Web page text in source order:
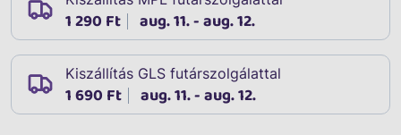
1 290 Ft aug. 11. - aug. 12.
Kiszállítás GLS futárszolgálattal
1 690 Ft aug. 11. - aug. 12.